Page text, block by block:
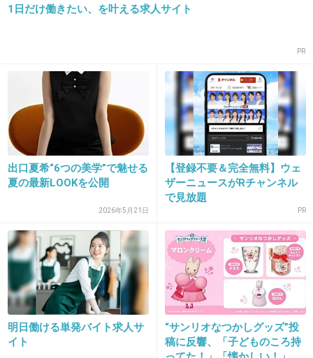
結構目の付け所がいいネタあるけど尺がやや長く、オチが
弱いことが多い
ピン芸人だからかな
+5 -3
16. 匿名2018/11/30(金) 18:02:30
綺麗にしてても可愛くないし、面白いと一度も
思わないのに。
1日だけ働きたい、を叶える求人サイト
PR
出口夏希“6つの美学”で魅せる
夏の最新LOOKを公開
2026年5月21日
【登録不要＆完全無料】ウェ
ザーニュースがRチャンネル
で見放題
PR
明日働ける単発バイト求人サ
イト
“サンリオなつかしグッズ”投
稿に反響、「子どものころ持